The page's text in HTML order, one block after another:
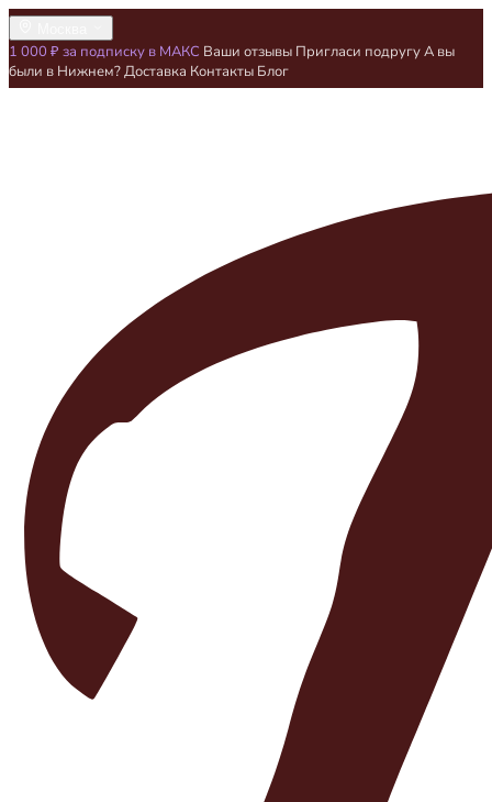
1 000 ₽ за подписку в МАКС Ваши отзывы Пригласи подругуА вы
были в Нижнем?Доставка Контакты Блог